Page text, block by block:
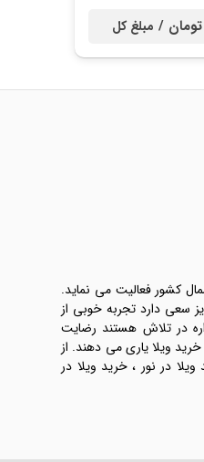
مبلغ کل
کشور فعالیت می نماید.
سعی دارد تجربه خوبی از
در تلاش هستند رضایت
در مازندران شما در خرید ویلا یاری می دهند. از
در نور ، خرید ویلا در